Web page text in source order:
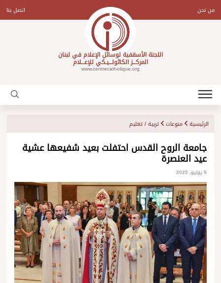
contentمن نحن اتصل بنا
اللجنة الأسقفية لوسائل الإعلام في لبنان
المركـــز الكاثولـــيـكي للإعـــلام
www.centrecatholique.org
الرئيسية منوعات تربية / تعليم
جامعة الروح القدس احتفلت بعيد شفيعها عشية
عيد العنصرة
9 يونيو، 2025